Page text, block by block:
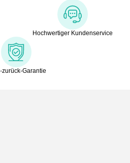
Hochwertiger Kundenservice
zurück-Garantie